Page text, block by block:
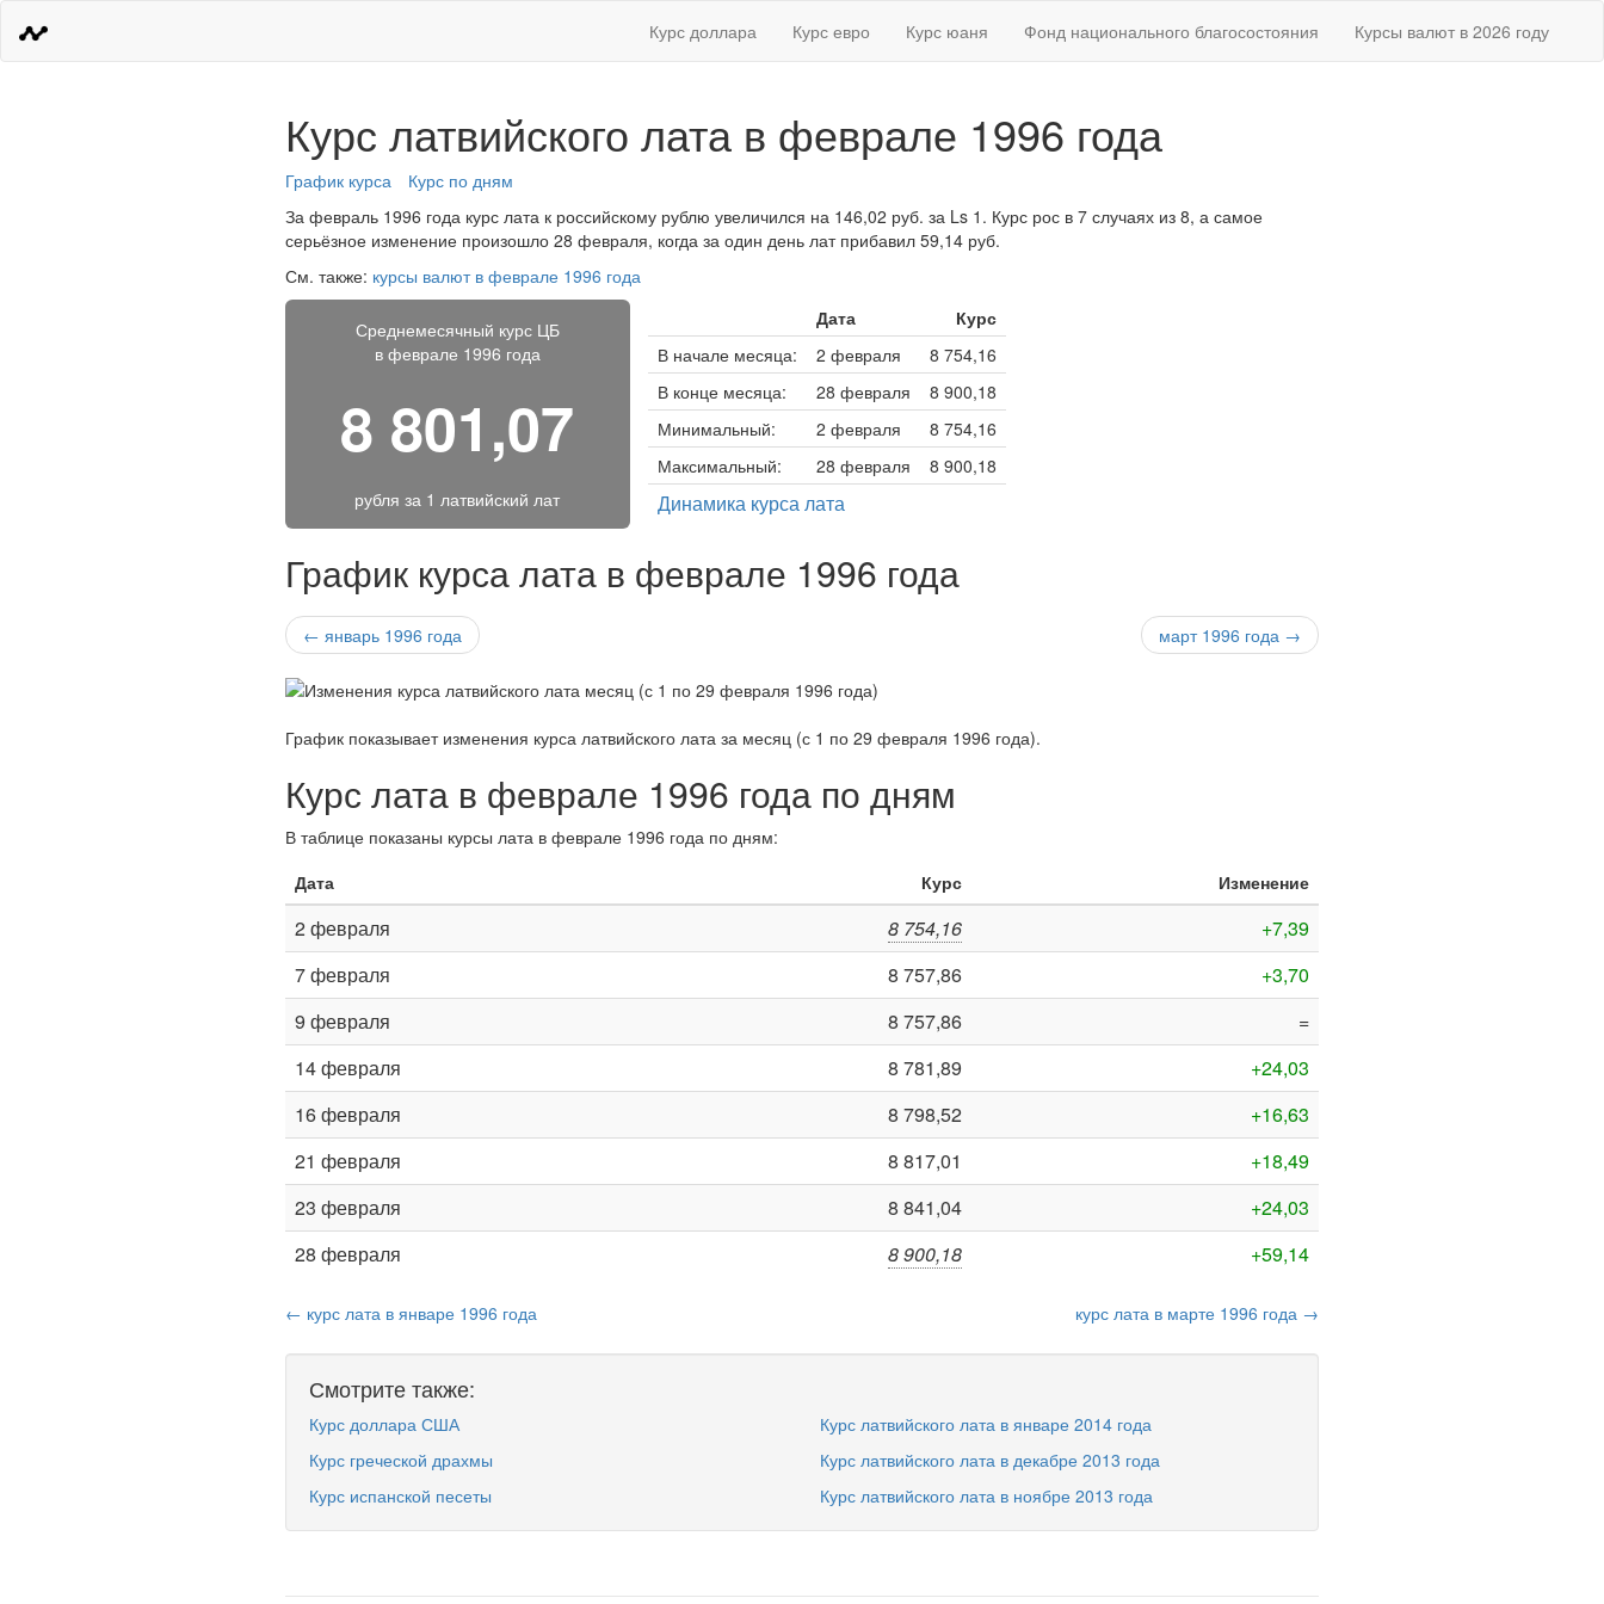
Курс доллара Курс евро Курс юаня Фонд национального благосостояния Курсы валют в 2026 году
Курс латвийского лата в феврале 1996 года
График курса
Курс по дням
За февраль 1996 года курс лата к российскому рублю увеличился на 146,02 руб. за Ls 1. Курс рос в 7 случаях из 8, а самое
серьёзное изменение произошло 28 февраля, когда за один день лат прибавил 59,14 руб.
См. также: курсы валют в феврале 1996 года
Среднемесячный курс ЦБ
в феврале 1996 года
8 801,07
рубля за 1 латвийский лат
Дата
Курс
В начале месяца:
2 февраля
8 754,16
В конце месяца:
28 февраля
8 900,18
Минимальный:
2 февраля
8 754,16
Максимальный:
28 февраля 8 900,18
Динамика курса лата
График курса лата в феврале 1996 года
← январь 1996 года март 1996 года →
График показывает изменения курса латвийского лата за месяц (с 1 по 29 февраля 1996 года).
Курс лата в феврале 1996 года по дням
В таблице показаны курсы лата в феврале 1996 года по дням:
Дата
Курс Изменение
2 февраля 8 754,16
+7,39
7 февраля
8 757,86
+3,70
9 февраля
8 757,86
=
14 февраля
8 781,89
+24,03
16 февраля
8 798,52
+16,63
21 февраля
8 817,01
+18,49
23 февраля
8 841,04
+24,03
28 февраля
8 900,18 +59,14
← курс лата в январе 1996 года курс лата в марте 1996 года →
Смотрите также:
Курс доллара США
Курс греческой драхмы
Курс испанской песеты
Курс латвийского лата в январе 2014 года
Курс латвийского лата в декабре 2013 года
Курс латвийского лата в ноябре 2013 года